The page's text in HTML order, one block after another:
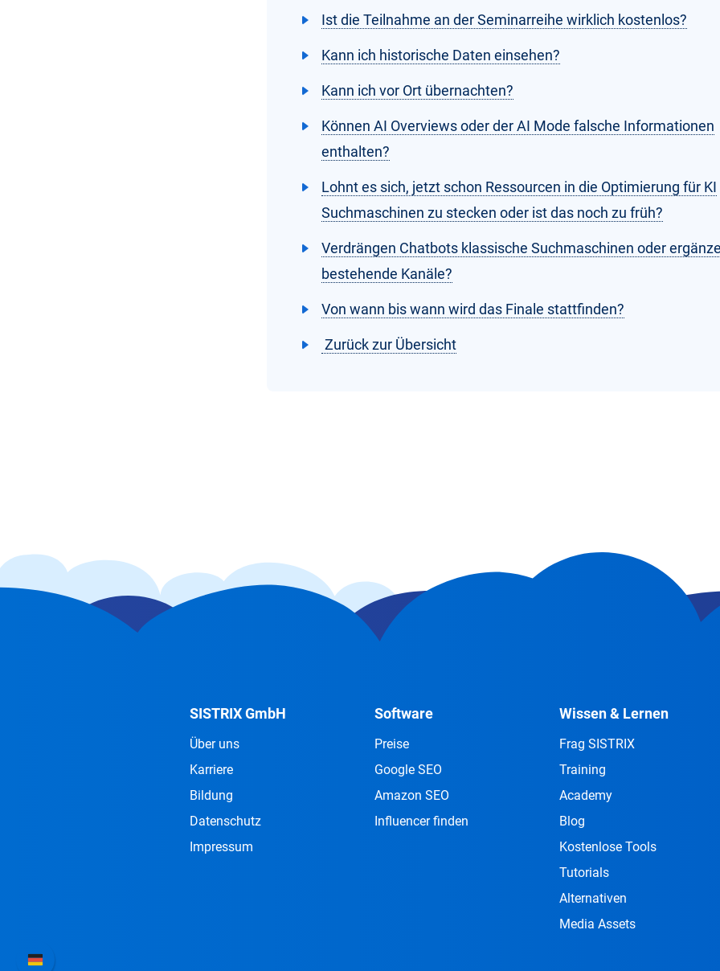
Ist die Teilnahme an der Seminarreihe wirklich kostenlos?
Kann ich historische Daten einsehen?
Kann ich vor Ort übernachten?
Können AI Overviews oder der AI Mode falsche Informationen
enthalten?
Lohnt es sich, jetzt schon Ressourcen in die Optimierung für KI
Suchmaschinen zu stecken oder ist das noch zu früh?
Verdrängen Chatbots klassische Suchmaschinen oder
bestehende Kanäle?
Von wann bis wann wird das Finale stattfinden?
Zurück zur Übersicht
SISTRIX GmbH
Über uns
Karriere
Bildung
Datenschutz
Impressum
Software
Preise
Google SEO
Amazon SEO
Influencer finden
Wissen & Lernen
Frag SISTRIX
Training
Academy
Blog
Kostenlose Tools
Tutorials
Alternativen
Media Assets